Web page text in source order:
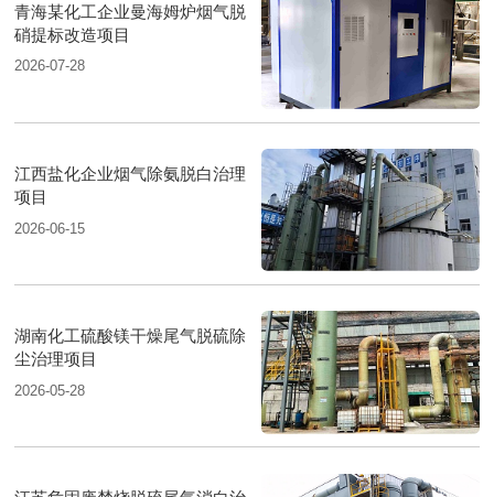
青海某化工企业曼海姆炉烟气脱
硝提标改造项目
2026-07-28
江西盐化企业烟气除氨脱白治理
项目
2026-06-15
湖南化工硫酸镁干燥尾气脱硫除
尘治理项目
2026-05-28